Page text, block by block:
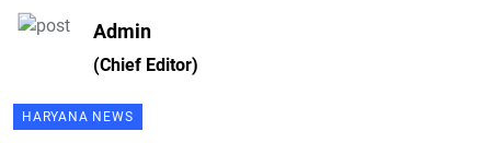
Admin
(Chief Editor)
HARYANA NEWS